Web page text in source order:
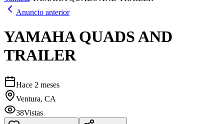
Anuncio anterior
YAMAHA QUADS AND
TRAILER
Hace 2 meses
Ventura, CA
38Vistas